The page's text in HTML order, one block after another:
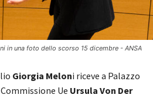
in una foto dello scorso 15 dicembre - ANSA
Giorgia Meloni riceve a Palazzo
Ue Ursula Von Der